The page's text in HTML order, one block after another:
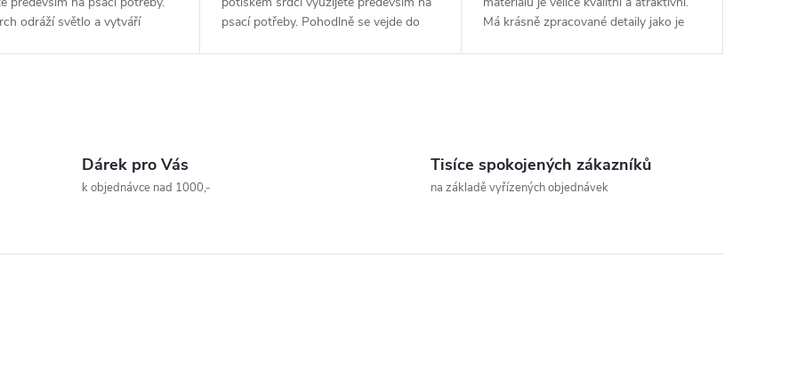
odráží světlo a vytváří
psací potřeby. Pohodlně se vejde do
Má krásně zpracované detaily jako je
Dárek pro Vás
k objednávce nad 1000,-
Tisíce spokojených zákazníků
na základě vyřízených objednávek